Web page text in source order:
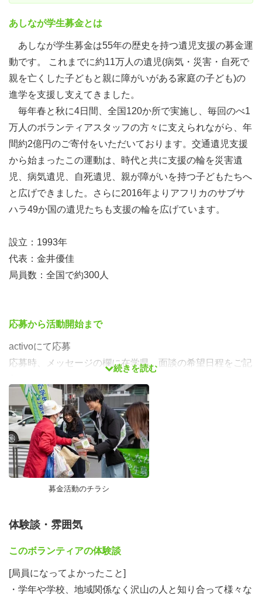
あしなが学生募金とは
あしなが学生募金は55年の歴史を持つ遺児支援の募金運
動です。 これまでに約11万人の遺児(病気・災害・自死で
親を亡くした子どもと親に障がいがある家庭の子ども)の
進学を支援し支えてきました。
毎年春と秋に4日間、全国120か所で実施し、毎回のべ1
万人のボランティアスタッフの方々に支えられながら、年
間約2億円のご寄付をいただいております。交通遺児支援
から始まったこの運動は、時代と共に支援の輪を災害遺
児、病気遺児、自死遺児、親が障がいを持つ子どもたちへ
と広げできました。さらに2016年よりアフリカのサブサ
ハラ49か国の遺児たちも支援の輪を広げています。
設立：1993年
代表：金井優佳
局員数：全国で約300人
応募から活動開始まで
activoにて応募
応募時、メッセージの欄に在学県、面談の希望日程をご記
登録したメールアドレスに面談の日程調整の連絡
↓
面談へ参加
局員登録フォームを記入
↓
日々の業務連絡を行っているslackへの招待、使い方など
↓
続きを読む
募金活動のチラシ
体験談・雰囲気
このボランティアの体験談
[局員になってよかったこと]
・学年や学校、地域関係なく沢山の人と知り合って様々な